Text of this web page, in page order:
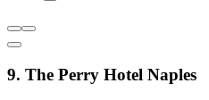
9. The Perry Hotel Naples